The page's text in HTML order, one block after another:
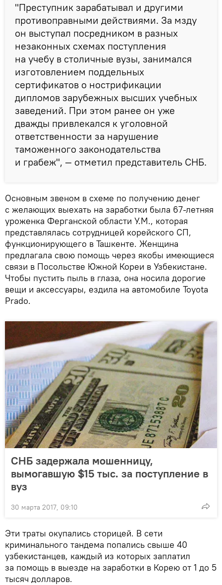
"Преступник зарабатывал и другими
противоправными действиями. За мзду
он выступал посредником в разных
незаконных схемах поступления
на учебу в столичные вузы, занимался
изготовлением поддельных
сертификатов о нострификации
дипломов зарубежных высших учебных
заведений. При этом ранее он уже
дважды привлекался к уголовной
ответственности за нарушение
таможенного законодательства
и грабеж", — отметил представитель СНБ.
Основным звеном в схеме по получению денег
с желающих выехать на заработки была 67-летняя
уроженка Ферганской области У.М., которая
представлялась сотрудницей корейского СП,
функционирующего в Ташкенте. Женщина
предлагала свою помощь через якобы имеющиеся
связи в Посольстве Южной Кореи в Узбекистане.
Чтобы пустить пыль в глаза, она носила дорогие
вещи и аксессуары, ездила на автомобиле Toyota
Prado.
СНБ задержала мошенницу,
вымогавшую $15 тыс. за поступление в
вуз
30 марта 2017, 09:10
Эти траты окупались сторицей. В сети
криминального тандема попались свыше 40
узбекистанцев, каждый из которых заплатил
за помощь в выезде на заработки в Корею от 1 до 5
тысяч долларов.